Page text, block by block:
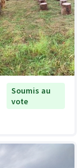
Soumis au
vote